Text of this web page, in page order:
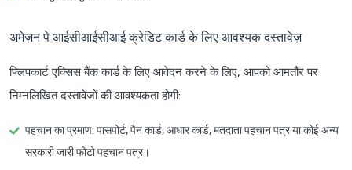
अमेज़न पे आईसीआईसीआई क्रेडिट कार्ड के लिए आवश्यक दस्तावेज़
फ्लिपकार्ट एक्सिस बैंक कार्ड के लिए आवेदन करने के लिए, आपको आमतौर पर
निम्नलिखित दस्तावेजों की आवश्यकता होगी:
पहचान का प्रमाण: पासपोर्ट, पैन कार्ड, आधार कार्ड, मतदाता पहचान पत्र या कोई अन्य
सरकारी जारी फोटो पहचान पत्र।